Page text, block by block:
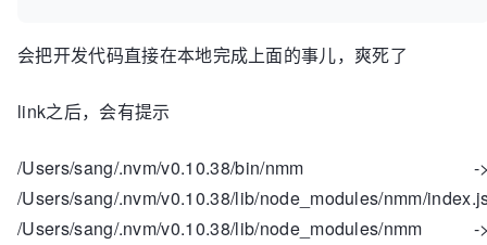
会把开发代码直接在本地完成上面的事儿，爽死了
link之后，会有提示
/Users/sang/.nvm/v0.10.38/bin/nmm -
/Users/sang/.nvm/v0.10.38/lib/node_modules/nmm/
/Users/sang/.nvm/v0.10.38/lib/node_modules/nmm -